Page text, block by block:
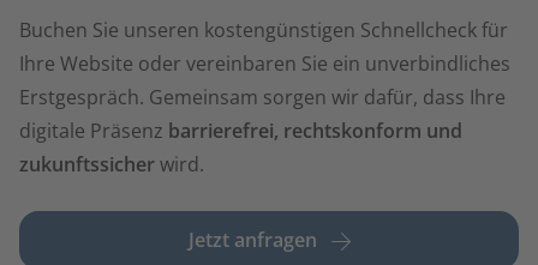
Buchen Sie unseren kostengünstigen Schnellcheck für
Ihre Website oder vereinbaren Sie ein unverbindliches
Erstgespräch. Gemeinsam sorgen wir dafür, dass Ihre
digitale Präsenz barrierefrei, rechtskonform und
zukunftssicherwird.
Jetzt anfragen